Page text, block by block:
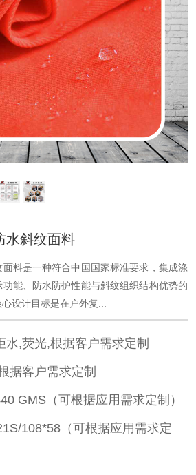
水斜纹面料
料是一种符合中国国家标准要求，集成涤
能、防水防护性能与斜纹组织结构优势的
设计目标是在户外复...
水,荧光,根据客户需求定制
据客户需求定制
GMS（可根据应用需求定制）
108*58（可根据应用需求定